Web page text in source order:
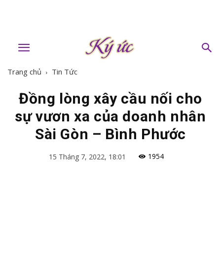
Trang chủ Tin Tức
Đồng lòng xây cầu nối cho
sự vươn xa của doanh nhân
Sài Gòn – Bình Phước
15 Tháng 7, 2022, 18:01 1954